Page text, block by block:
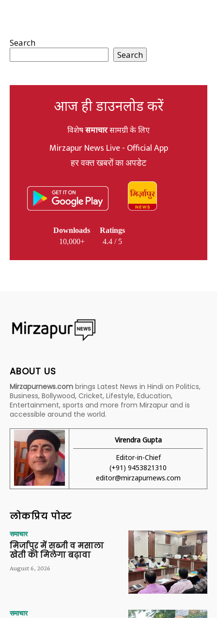
Search
Search
आज ही डाउनलोड करें
विशेषसमाचारसामग्री के लिए
Mirzapur News Live - Official App
हर वक्त खबरों का अपडेट
Downloads
10,000+
Ratings
4.4 / 5
ABOUT US
Mirzapurnews.com brings Latest News in Hindi on Politics,
Business, Bollywood, Cricket, Lifestyle, Education,
Entertainment, sports and more from Mirzapur and is
accessible around the world.
Virendra Gupta
Editor-in-Chief
(+91) 9453821310
editor@mirzapurnews.com
लोकप्रिय पोस्ट
समाचार
मिर्जापुर में सब्जी व मसाला
खेती को मिलेगा बढ़ावा
August 6, 2026
समाचार